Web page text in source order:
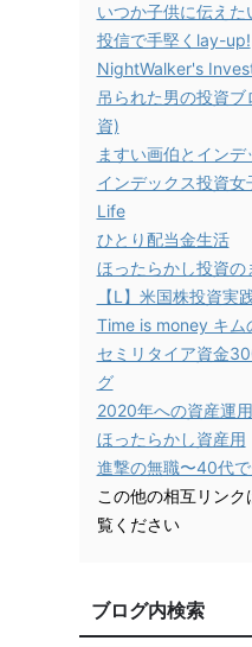
いつか子供に伝えた
投信で手堅くlay-up!
NightWalker's
吊られた男の投資
資)
ますい画伯とインデ
インデックス投資
Life
ひとり配当金生活
ほったらかし投資の
【L】米国株投資実
Time is money キム
セミリタイア資金
グ
2020年への資産運
ほったらかし資産用
進撃の無職〜40代
この他の相互リンク
覧ください
ブログ内検索